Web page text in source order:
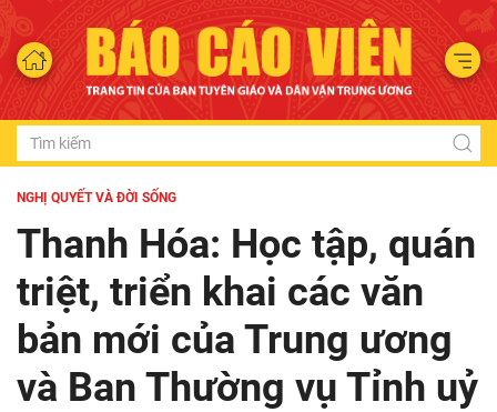
NGHỊ QUYẾT VÀ ĐỜI SỐNG
Thanh Hóa: Học tập, quán
triệt, triển khai các văn
bản mới của Trung ương
và Ban Thường vụ Tỉnh uỷ